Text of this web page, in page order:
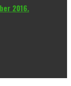
2016.